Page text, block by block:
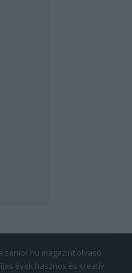
senior.hu magazint olvasó
évek hasznos és kreatív